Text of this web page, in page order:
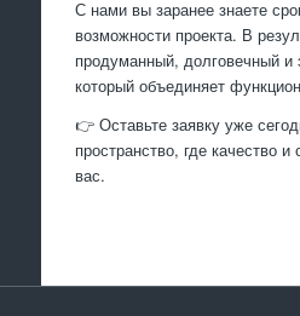
С нами вы заранее знаете
возможности проекта. В
продуманный, долговечный и
который объединяет
👉 Оставьте заявку уже
пространство, где качество
вас.